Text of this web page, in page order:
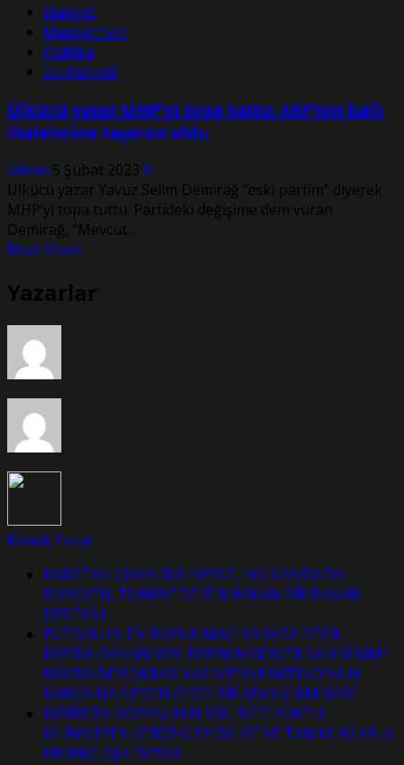
Manşet
Manşet Yanı
Politika
Sürmanşet
Ülkücü yazar MHP’yi topa tuttu: AKP’nin ballı
ihalelerine taşeron oldu
admin 5 Şubat 2023 0
Ülkücü yazar Yavuz Selim Demirağ “eski partim” diyerek
MHP’yi topa tuttu. Partideki değişime dem vuran
Demirağ, “Mevcut...
Read More
about
Yazarlar
Konuk Yazar
KARS’TAN ÇIKAN BİR HAYAT, HOLLANDA’DA
BÜYÜYEN, TÜRKİYE’DE İZ BIRAKAN BİR BAŞARI
DESTANI
FUTBOLUN EN BÜYÜK MAÇI SAHADA DEĞİL,
FIFA’DA OYNANIYOR. FIFA’NIN GERÇEK SAHİBİ KİM?
FIFA’DA DEMOKRASİ VAR MI? INFANTINO’NUN
KARŞISINA NEDEN CİDDİ BİR ADAY ÇIKMIYOR?
KIBRIS’TA GÖZYAŞININ MİLLİYETİ YOKTU:
BİLİNMEYEN GERÇEKLER BELGE VE TANIKLIKLARLA
KRONOLOJİK DOSYA